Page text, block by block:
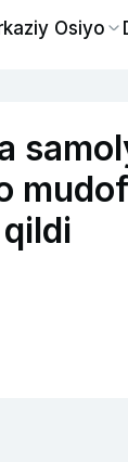
Osiyo